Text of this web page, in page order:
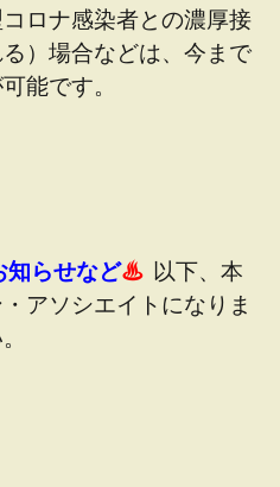
ロナ感染者との濃厚接
）場合などは、今まで
能です。
知らせなど♨ 以下、本
アソシエイトになりま